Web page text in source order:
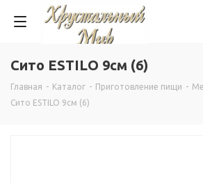
Сито ESTILO 9см (6)
Главная - Каталог - Приготовление пищи -
Сито ESTILO 9см (6)